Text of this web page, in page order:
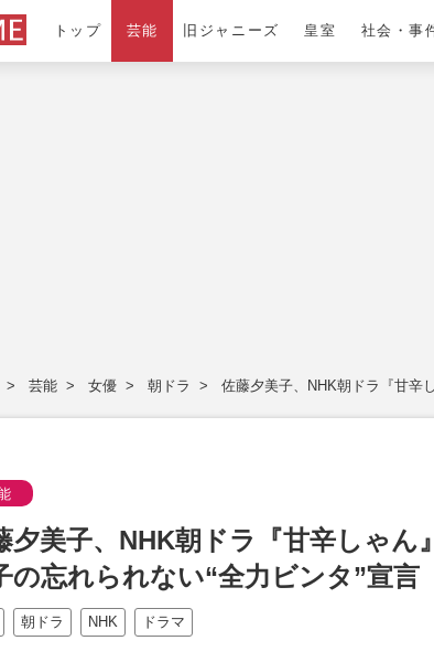
トップ 芸能 旧ジャニーズ 皇室 社会・事
芸能 女優 朝ドラ 佐藤夕美子、NHK朝ドラ『甘辛
夕美子、NHK朝ドラ『甘辛しゃん
の忘れられない“全力ビンタ”宣言
朝ドラ NHK ドラマ